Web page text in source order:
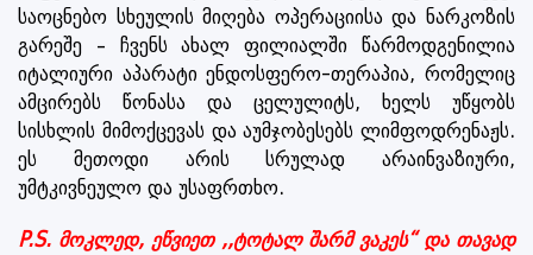
საოცნებო სხეულის მიღება ოპერაციისა და ნარკოზის
გარეშე – ჩვენს ახალ ფილიალში წარმოდგენილია
იტალიური აპარატი ენდოსფერო-თერაპია, რომელიც
ამცირებს წონასა და ცელულიტს, ხელს უწყობს
სისხლის მიმოქცევას და აუმჯობესებს ლიმფოდრენაჟს.
ეს მეთოდი არის სრულად არაინვაზიური,
უმტკივნეულო და უსაფრთხო.
P.S. მოკლედ, ეწვიეთ ,,ტოტალ შარმ ვაკეს“ და თავად